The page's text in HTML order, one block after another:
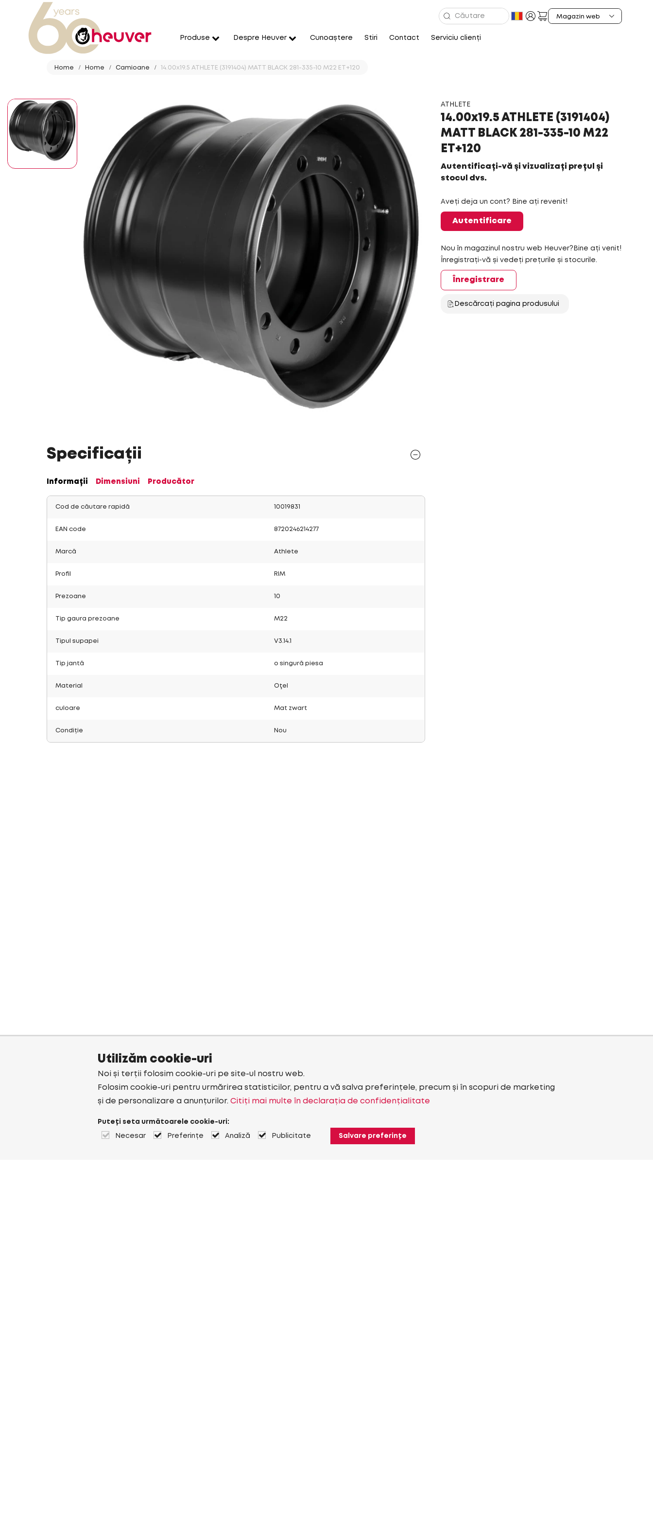
Produse Despre Heuver Cunoaștere Stiri Contact Serviciu clienți
Home Home Camioane 14.00x19.5 ATHLETE (3191404) MATT BLACK 281-335-10 M22 ET+120
ATHLETE
14.00x19.5 ATHLETE (3191404)
MATT BLACK 281-335-10 M22
ET+120
Autentificați-vă și vizualizați prețul și
stocul dvs.
Aveți deja un cont? Bine ați revenit!
Autentificare
Nou în magazinul nostru web Heuver?Bine ați venit!
Înregistrați-vă și vedeți prețurile și stocurile.
Înregistrare
Descărcați pagina produsului
Specificații
Informații Dimensiuni Producător
Cod de căutare rapidă 10019831
EAN code 8720246214277
Marcă Athlete
Profil RIM
Prezoane 10
Tip gaura prezoane M22
Tipul supapei V3.14.1
Tip jantă o singură piesa
Material Oţel
culoare Mat zwart
Condiție Nou
Utilizăm cookie-uri
Noi și terții folosim cookie-uri pe site-ul nostru web.
Folosim cookie-uri pentru urmărirea statisticilor, pentru a vă salva preferințele, precum și în scopuri de marketing
și de personalizare a anunțurilor. Citiți mai multe în declarația de confidențialitate
Puteți seta următoarele cookie-uri:
Necesar Preferințe Analiză Publicitate Salvare preferințe